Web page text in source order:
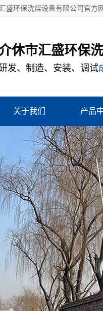
盛环保洗煤设备有限公司官方
休市汇盛环保
发、制造、安装、调试
关于我们 产品